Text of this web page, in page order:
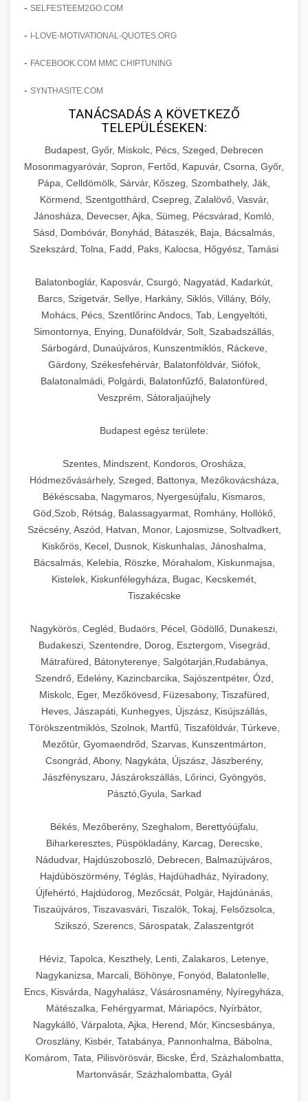
amelyek valós eredményeket hoznak.
szonyegtisztito.net
marketing stratégiai tervrajz
útjáról, bemutatva az utat a küzdő praxistól a
virágzó vállalkozásig 150%-os növekedéssel.
klinika átalakulási történet
Érdeklődés 150%-os Fokozása
Technikák és módszerek a páciensek
érdeklődésének és elkötelezettségének drámai
növeléséhez. Egy 150%-os fellendülési
esettanulmány gyakorlati betekintésekkel.
weboldal-keszites.co
elkötelezettség erősítési módszerek
🎮 19. AI Google Ads és Meta
Kampány Kezelés
Fejlett AI-alapú Google Ads és Meta hirdetési
kampánykezelés. Optimalizálja hirdetési
költségvetését gépi tanulással és
automatizálással.
aikampany.hu AI hirdetési automatizálás
🍞 20. Ipari Dagasztógép +
Professzionális ipari dagasztógépek és
tésztakeverő gépek pékségek és kereskedelmi
konyhák számára. Masszív konstrukció
megbízható teljesítményhez.
chef-iparikonyhagepek.hu
kereskedelmi tésztakeverő
🔪 21. Ipari Szeletelőgép +
Ipari hús- és sajtszeletelő gépek professzionális
élelmiszer-előkészítéshez. Precíziós vágás
állítható vastagság beállítással.
chef-iparikonyhagepek.hu
professzionális élelmiszer szeletelő
📦 22. Vákuumozó Gép +
Kereskedelmi vákuumcsomagoló berendezések
élelmiszerek tartósításához. Hosszabbítsa a
szavatossági időt és tartsa meg a termék
frissességét.
🎁 23. Vákuumfóliázó Gép +
Ipari vákuumfóliázó gépek professzionális
Hatékony lezárási és tartósítási megoldások.
chef-iparikonyhagepek.hu
kereskedelmi csomagoló gép
professzionális konyhák számára. Nagy
kapacitású sütő- és főzőberendezés precíz
hőmérséklet-szabályozással.
chef-iparikonyhagepek.hu
kereskedelmi sütősütő
❄️ 25. Ipari Hűtőszekrény +
Professzionális hűtőegységek és hűtőkamrák
kereskedelmi konyhák számára.
Energiahatékony hűtési megoldások nagy
kapacitással.
chef-iparikonyhagepek.hu
💧 26. Ipari Mosogatógép +
Kereskedelmi mosogatóberendezések nagy
forgalmú éttermi műveletekhez. Gyors tisztítási
ciklusok fertőtlenítési képességekkel.
chef-iparikonyhagepek.hu
🧀 27. Ipari Sajtreszelő Gép +
élelmiszer-előkészítéshez. Különböző reszelési
méretek különböző alkalmazásokhoz.
chef-iparikonyhagepek.hu
kereskedelmi sajtreszelő
🍳 28. Nagykonyhai
Berendezések
+
Teljes körű nagykonyhai berendezések és
professzionális vendéglátóipari kellékek.
Minden, ami szükséges éttermi és catering
műveletekhez.
chef-iparikonyhagepek.hu
kereskedelmi konyhai megoldások
- SELFESTEEM2GO.COM
- I-LOVE-MOTIVATIONAL-QUOTES.ORG
- FACEBOOK.COM MMC CHIPTUNING
- SYNTHASITE.COM
TANÁCSADÁS A KÖVETKEZŐ
TELEPÜLÉSEKEN:
Budapest, Győr, Miskolc, Pécs, Szeged, Debrecen
Mosonmagyaróvár, Sopron, Fertőd, Kapuvár, Csorna, Győr,
Pápa, Celldömölk, Sárvár, Kőszeg, Szombathely, Ják,
Körmend, Szentgotthárd, Csepreg, Zalalövő, Vasvár,
Jánosháza, Devecser, Ajka, Sümeg, Pécsvárad, Komló,
Sásd, Dombóvár, Bonyhád, Bátaszék, Baja, Bácsalmás,
Szekszárd, Tolna, Fadd, Paks, Kalocsa, Hőgyész, Tamási
Balatonboglár, Kaposvár, Csurgó, Nagyatád, Kadarkút,
Barcs, Szigetvár, Sellye, Harkány, Siklós, Villány, Bóly,
Mohács, Pécs, Szentlőrinc Andocs, Tab, Lengyeltóti,
Simontornya, Enying, Dunaföldvár, Solt, Szabadszállás,
Sárbogárd, Dunaújváros, Kunszentmiklós, Ráckeve,
Gárdony, Székesfehérvár, Balatonföldvár, Siófok,
Balatonalmádi, Polgárdi, Balatonfűzfő, Balatonfüred,
Veszprém, Sátoraljaújhely
Budapest egész területe:
Szentes, Mindszent, Kondoros, Orosháza,
Hódmezővásárhely, Szeged, Battonya, Mezőkovácsháza,
Békéscsaba, Nagymaros, Nyergesújfalu, Kismaros,
Göd,Szob, Rétság, Balassagyarmat, Romhány, Hollókő,
Szécsény, Aszód, Hatvan, Monor, Lajosmizse, Soltvadkert,
Kiskőrös, Kecel, Dusnok, Kiskunhalas, Jánoshalma,
Bácsalmás, Kelebia, Röszke, Mórahalom, Kiskunmajsa,
Kistelek, Kiskunfélegyháza, Bugac, Kecskemét,
Tiszakécske
Nagykörös, Cegléd, Budaörs, Pécel, Gödöllő, Dunakeszi,
Budakeszi, Szentendre, Dorog, Esztergom, Visegrád,
Mátrafüred, Bátonyterenye, Salgótarján,Rudabánya,
Szendrő, Edelény, Kazincbarcika, Sajószentpéter, Ózd,
Miskolc, Eger, Mezőkövesd, Füzesabony, Tiszafüred,
Heves, Jászapáti, Kunhegyes, Újszász, Kisújszállás,
Törökszentmiklós, Szolnok, Martfű, Tiszaföldvár, Túrkeve,
Mezőtúr, Gyomaendrőd, Szarvas, Kunszentmárton,
Csongrád, Abony, Nagykáta, Újszász, Jászberény,
Jászfényszaru, Jászárokszállás, Lőrinci, Gyöngyös,
Pásztó,Gyula, Sarkad
Békés, Mezőberény, Szeghalom, Berettyóújfalu,
Biharkeresztes, Püspökladány, Karcag, Derecske,
Nádudvar, Hajdúszoboszló, Debrecen, Balmazújváros,
Hajdúböszörmény, Téglás, Hajdúhadház, Nyíradony,
Újfehértó, Hajdúdorog, Mezőcsát, Polgár, Hajdúnánás,
Tiszaújváros, Tiszavasvári, Tiszalök, Tokaj, Felsőzsolca,
Szikszó, Szerencs, Sárospatak, Zalaszentgrót
Hévíz, Tapolca, Keszthely, Lenti, Zalakaros, Letenye,
Nagykanizsa, Marcali, Böhönye, Fonyód, Balatonlelle,
Encs, Kisvárda, Nagyhalász, Vásárosnamény, Nyíregyháza,
Mátészalka, Fehérgyarmat, Máriapócs, Nyírbátor,
Nagykálló, Várpalota, Ajka, Herend, Mór, Kincsesbánya,
Oroszlány, Kisbér, Tatabánya, Pannonhalma, Bábolna,
Komárom, Tata, Pilisvörösvár, Bicske, Érd, Százhalombatta,
Martonvásár, Százhalombatta, Gyál